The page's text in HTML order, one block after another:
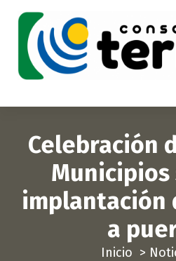
r
Celebración
Municipios
implantación
a
Inicio >